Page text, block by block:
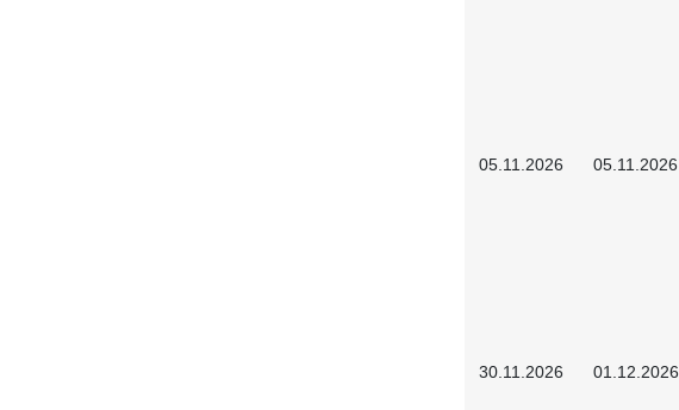
05.11.2026 05.11.2026
30.11.2026 01.12.2026